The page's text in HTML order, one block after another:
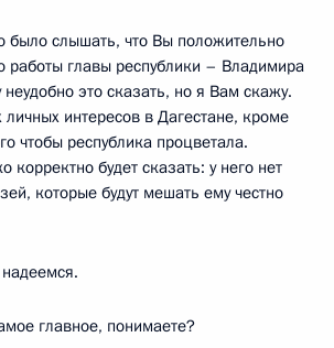
было слышать, что Вы положительно
работы главы республики – Владимира
это сказать, но я Вам скажу.
личных интересов в Дагестане, кроме
чтобы республика процветала.
корректно будет сказать: у него нет
которые будут мешать ему честно
главное, понимаете?